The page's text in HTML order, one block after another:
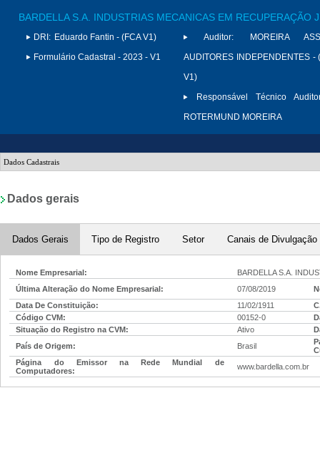
BARDELLA S.A. INDUSTRIAS MECANICAS EM RECUPERAÇÃO
DRI: Eduardo Fantin - (FCA V1)
Formulário Cadastral - 2023 - V1
Auditor:
MOREIRA
AUDITORES INDEPENDENTES -
V1)
Responsável Técnico
ROTERMUND MOREIRA